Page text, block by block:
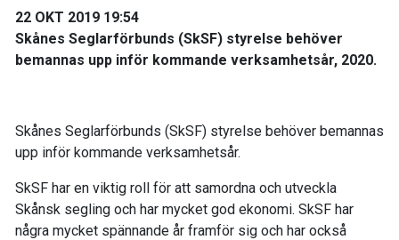
22 OKT 2019 19:54
Skånes Seglarförbunds (SkSF) styrelse behöver
bemannas upp inför kommande verksamhetsår, 2020.
Skånes Seglarförbunds (SkSF) styrelse behöver bemannas
upp inför kommande verksamhetsår.
SkSF har en viktig roll för att samordna och utveckla
Skånsk segling och har mycket god ekonomi. SkSF har
några mycket spännande år framför sig och har också